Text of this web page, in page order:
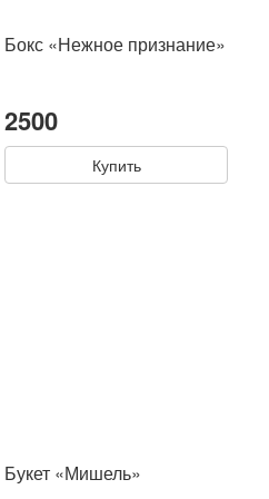
Бокс «Нежное признание»
2500
Купить
Букет «Мишель»